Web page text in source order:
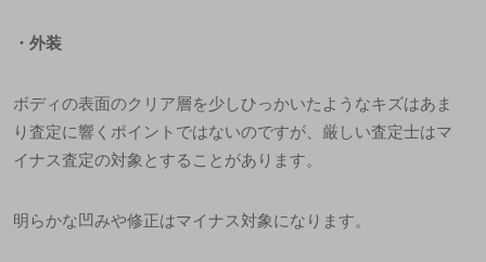
・ 外装
ボディの表面のクリア層を少しひっかいたようなキズはあま
り査定に響くポイントではないのですが、厳しい査定士はマ
イナス査定の対象とすることがあります。
明らかな凹みや修正はマイナス対象になります。